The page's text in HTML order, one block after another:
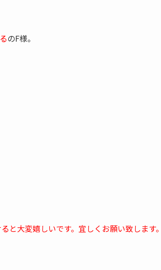
のF様。
大変嬉しいです。宜しくお願い致します。